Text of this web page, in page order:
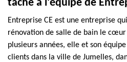
tâche à l’équipe de
Entreprise CE est une entreprise
rénovation de salle de bain le cœur
plusieurs années, elle et son
clients dans la ville de Jumelles,